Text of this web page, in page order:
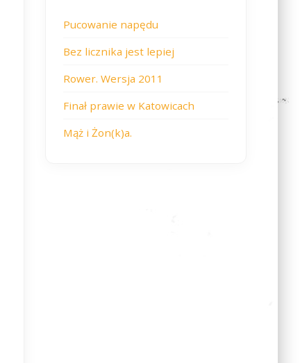
Pucowanie napędu
Bez licznika jest lepiej
Rower. Wersja 2011
Finał prawie w Katowicach
Mąż i Żon(k)a.